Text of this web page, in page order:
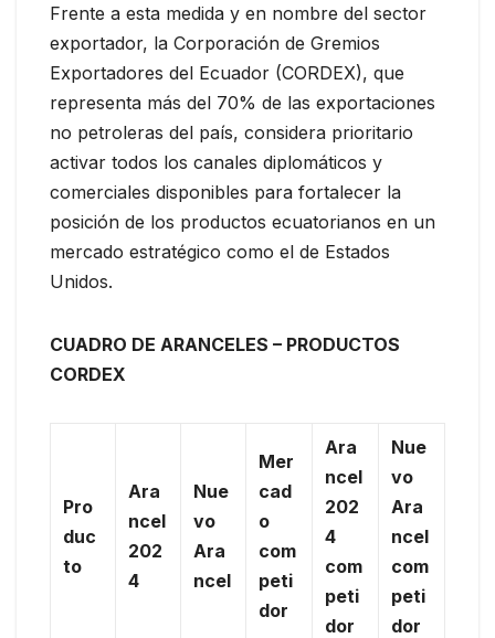
Frente a esta medida y en nombre del sector
exportador, la Corporación de Gremios
Exportadores del Ecuador (CORDEX), que
representa más del 70% de las exportaciones
no petroleras del país, considera prioritario
activar todos los canales diplomáticos y
comerciales disponibles para fortalecer la
posición de los productos ecuatorianos en un
mercado estratégico como el de Estados
Unidos.
CUADRO DE ARANCELES – PRODUCTOS
CORDEX
Pro
duc
to
Ara
ncel
202
4
Nue
vo
Ara
ncel
Mer
cad
o
com
peti
dor
Ara
ncel
202
4
com
peti
dor
Nue
vo
Ara
ncel
com
peti
dor